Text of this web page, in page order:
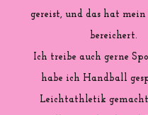
gereist, und das hat mein
bereichert.
Ich treibe auch gerne
habe ich Handball
Leichtathletik